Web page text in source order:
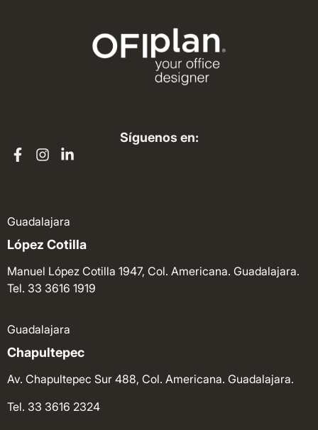
Síguenos en:
Guadalajara
López Cotilla
Manuel López Cotilla 1947, Col. Americana. Guadalajara.
Tel. 33 3616 1919
Guadalajara
Chapultepec
Av. Chapultepec Sur 488, Col. Americana. Guadalajara.
Tel. 33 3616 2324